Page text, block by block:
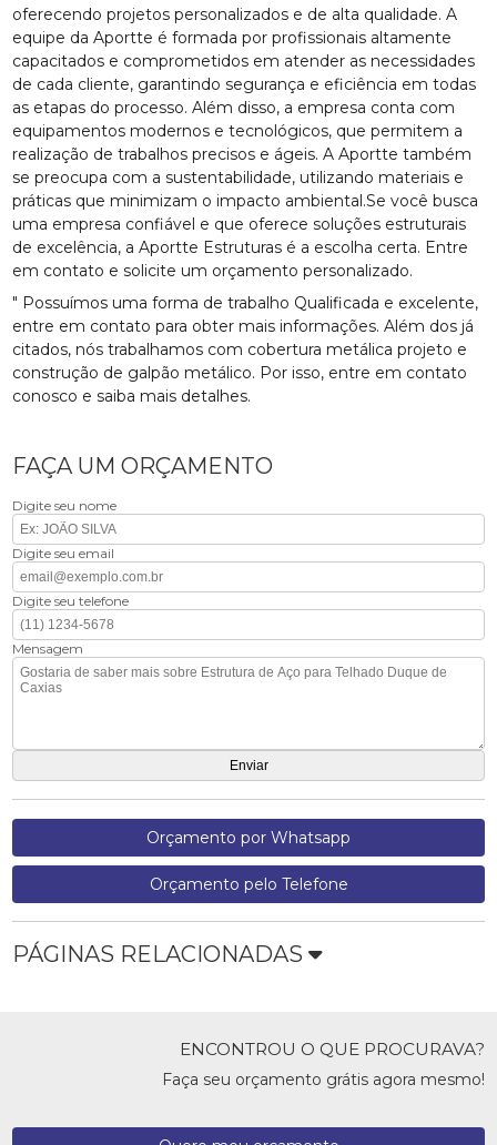
oferecendo projetos personalizados e de alta qualidade. A
equipe da Aportte é formada por profissionais altamente
capacitados e comprometidos em atender as necessidades
de cada cliente, garantindo segurança e eficiência em todas
as etapas do processo. Além disso, a empresa conta com
equipamentos modernos e tecnológicos, que permitem a
realização de trabalhos precisos e ágeis. A Aportte também
se preocupa com a sustentabilidade, utilizando materiais e
práticas que minimizam o impacto ambiental.Se você busca
uma empresa confiável e que oferece soluções estruturais
de excelência, a Aportte Estruturas é a escolha certa. Entre
em contato e solicite um orçamento personalizado.
" Possuímos uma forma de trabalho Qualificada e excelente,
entre em contato para obter mais informações. Além dos já
citados, nós trabalhamos com cobertura metálica projeto e
construção de galpão metálico. Por isso, entre em contato
conosco e saiba mais detalhes.
FAÇA UM ORÇAMENTO
Digite seu nome
Digite seu email
Digite seu telefone
Mensagem
Orçamento por Whatsapp
Orçamento pelo Telefone
PÁGINAS RELACIONADAS
ENCONTROU O QUE PROCURAVA?
Faça seu orçamento grátis agora mesmo!